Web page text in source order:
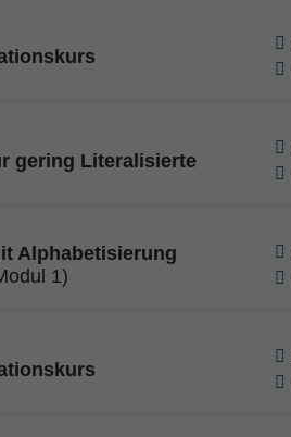
gering Literalisierte
Alphabetisierung
1)